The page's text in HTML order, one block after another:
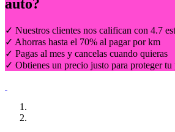
auto?
✓ Nuestros clientes nos califican con 4.7
✓ Ahorras hasta el 70% al pagar por km
✓ Pagas al mes y cancelas cuando quieras
✓ Obtienes un precio justo para proteger